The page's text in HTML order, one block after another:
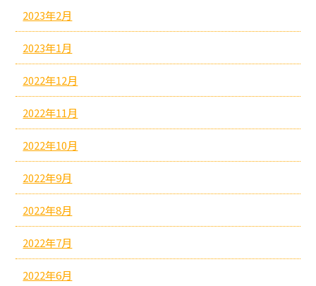
2023年2月
2023年1月
2022年12月
2022年11月
2022年10月
2022年9月
2022年8月
2022年7月
2022年6月